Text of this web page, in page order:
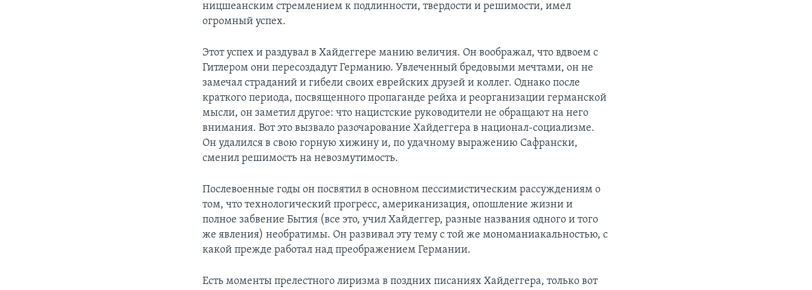
ницшеанским стремлением к подлинности, твердости и решимости, имел
огромный успех.
Этот успех и раздувал в Хайдеггере манию величия. Он воображал, что вдвоем с
Гитлером они пересоздадут Германию. Увлеченный бредовыми мечтами, он не
замечал страданий и гибели своих еврейских друзей и коллег. Однако после
краткого периода, посвященного пропаганде рейха и реорганизации германской
мысли, он заметил другое: что нацистские руководители не обращают на него
внимания. Вот это вызвало разочарование Хайдеггера в национал-социализме.
Он удалился в свою горную хижину и, по удачному выражению Сафрански,
сменил решимость на невозмутимость.
Послевоенные годы он посвятил в основном пессимистическим рассуждениям о
том, что технологический прогресс, американизация, опошление жизни и
полное забвение Бытия (все это, учил Хайдеггер, разные названия одного и того
же явления) необратимы. Он развивал эту тему с той же мономаниакальностью, с
какой прежде работал над преображением Германии.
Есть моменты прелестного лиризма в поздних писаниях Хайдеггера, только вот